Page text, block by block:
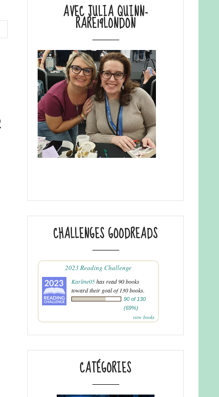
AVEC JULIA QUINN-
RARE19LONDON
CHALLENGES GOODREADS
2023 Reading Challenge
Karline05has read 90 books
toward their goal of 130 books.
90 of 130
(69%)
view books
CATÉGORIES